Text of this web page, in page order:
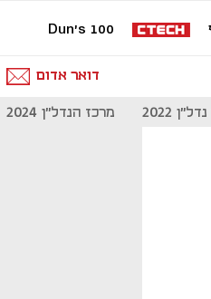
Dun's 100
דואר אדום
2022 מרכז הנדל"ן 2024